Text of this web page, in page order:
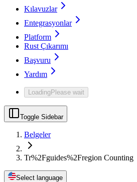
Kılavuzlar
Entegrasyonlar
Platform
Rust Çıkarımı
Başvuru
Yardım
LoadingPlease wait
Toggle Sidebar
Belgeler
Tr%2Fguides%2Fregion Counting
Select language